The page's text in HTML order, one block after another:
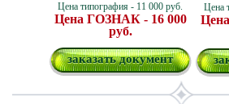
Цена типография - 11 000 руб.
Цена ГОЗНАК - 16 000
руб.
заказать документ
Цена